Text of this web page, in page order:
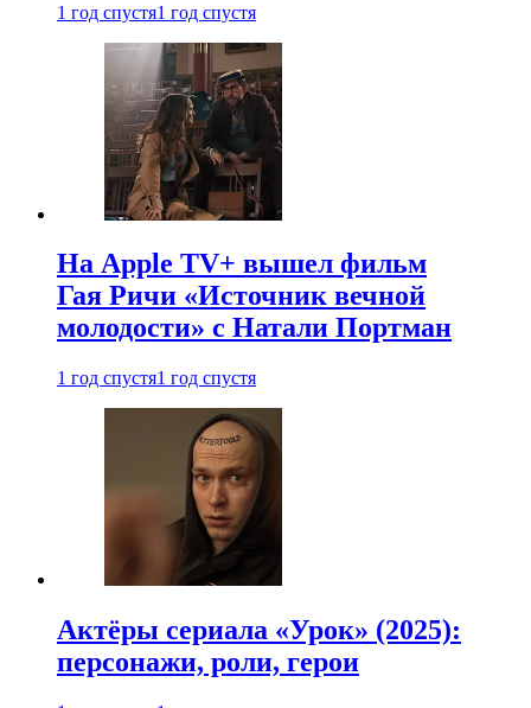
1 год спустя1 год спустя
На Apple TV+ вышел фильм
Гая Ричи «Источник вечной
молодости» с Натали Портман
1 год спустя1 год спустя
Актёры сериала «Урок» (2025):
персонажи, роли, герои